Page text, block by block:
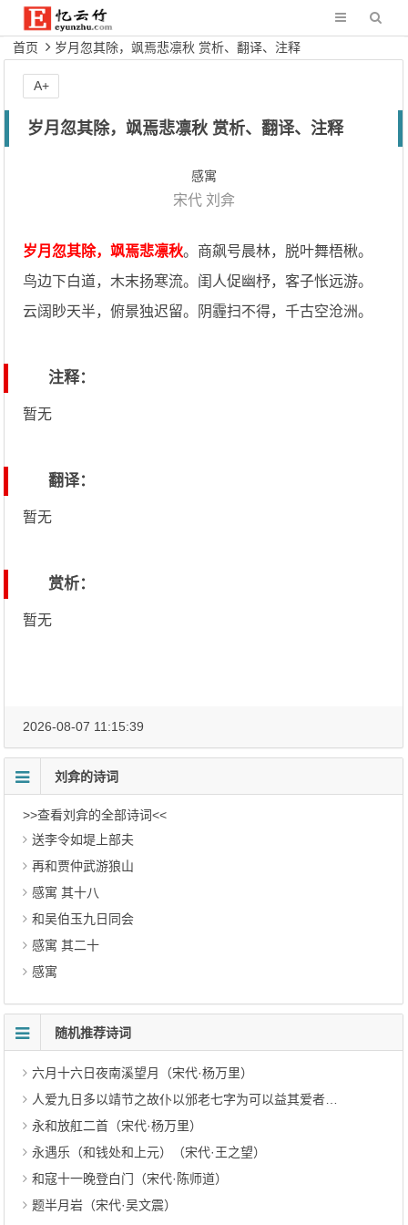
首页 岁月忽其除，飒焉悲凛秋 赏析、翻译、注释
岁月忽其除，飒焉悲凛秋 赏析、翻译、注释
感寓
宋代 刘弇
岁月忽其除，飒焉悲凛秋。商飙号晨林，脱叶舞梧楸。
鸟边下白道，木末扬寒流。闺人促幽杼，客子怅远游。
云阔眇天半，俯景独迟留。阴霾扫不得，千古空沧洲。
注释：
暂无
翻译：
暂无
赏析：
暂无
A+
2026-08-07 11:15:39
刘弇的诗词
>>查看刘弇的全部诗词<<
送李令如堤上部夫
再和贾仲武游狼山
感寓 其十八
和吴伯玉九日同会
感寓 其二十
感寓
随机推荐诗词
六月十六日夜南溪望月（宋代·杨万里）
人爱九日多以靖节之故仆以邠老七字为可以益其爱者且连日不雨即风尤觉此句妙处赋诗八韵（宋代·赵蕃）
永和放舡二首（宋代·杨万里）
永遇乐（和钱处和上元）（宋代·王之望）
和寇十一晚登白门（宋代·陈师道）
题半月岩（宋代·吴文震）